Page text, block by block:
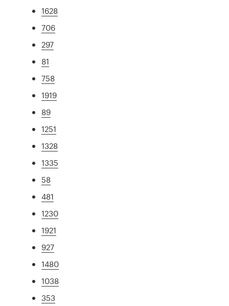
1628
706
297
81
758
1919
89
1251
1328
1335
58
481
1230
1921
927
1480
1038
353